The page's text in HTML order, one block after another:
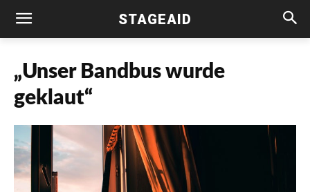
STAGEAID
„Unser Bandbus wurde
geklaut“